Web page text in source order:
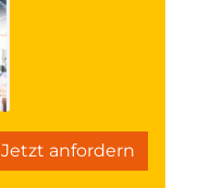
Jetzt anfordern